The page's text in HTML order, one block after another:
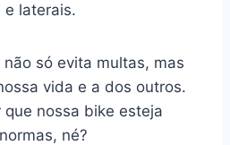
e laterais.
só evita multas, mas
vida e a dos outros.
nossa bike esteja
né?